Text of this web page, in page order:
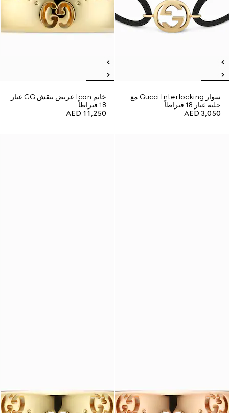
سوار Gucci Interlocking مع
حلية عيار 18 قيراطاً
AED 3,050
خاتم Icon عريض بنقش GG عيار
18 قيراطاً
AED 11,250